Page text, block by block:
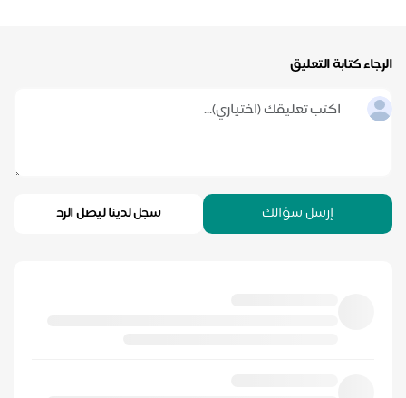
كتابة التعليق
إرسل سؤالك سجل لدينا ليصل الرد